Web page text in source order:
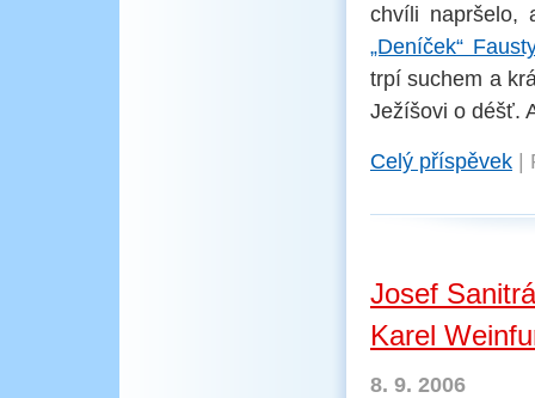
chvíli napršelo,
„Deníček“
trpí suchem a
Ježíšovi o déšť.
Celý příspěvek
Josef
Karel
8. 9. 2006